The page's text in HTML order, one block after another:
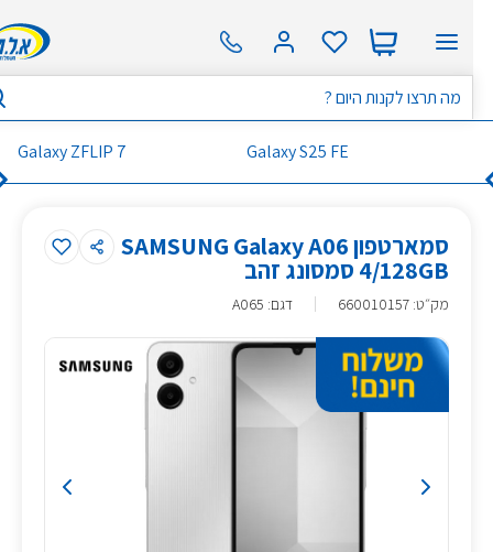
Galaxy S25 FE
Galaxy ZFLIP 7
סמארטפון SAMSUNG Galaxy A06
4/128GB סמסונג זהב
מק״ט:
660010157 דגם: A065